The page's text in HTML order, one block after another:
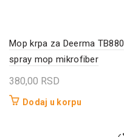
Mop krpa za Deerma TB880
spray mop mikrofiber
380,00 RSD
Dodaj u korpu